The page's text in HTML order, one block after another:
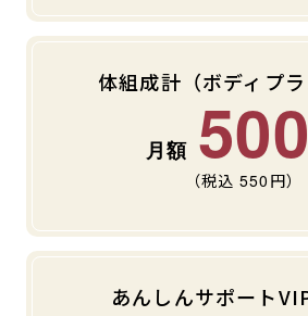
体組成計（ボディプラ
500
（税込 550 円）
あんしんサポート